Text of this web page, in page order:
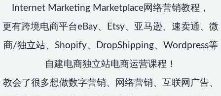
Internet Marketing Marketplace网络营销教程，
更有跨境电商平台eBay、Etsy、亚马逊、速卖通、微
商/独立站、Shopify、DropShipping、Wordpress等
自建电商独立站电商运营课程！
教会了很多想做数字营销、网络营销、互联网广告、